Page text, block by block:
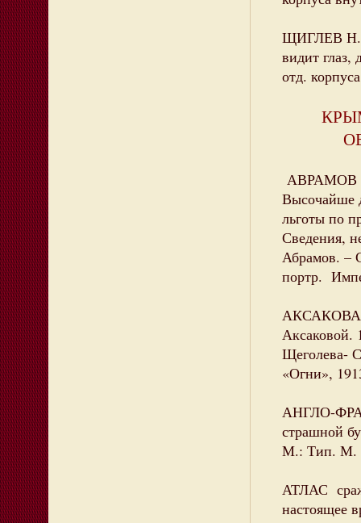
ЩИГЛЕВ Н.
видит
отд.
АВРАМОВ
Высочайше
льготы по
Сведения,
Абрамов. –
портр.
АКСАКОВА
Щеголева-
«Огни»,
АНГЛО-
страшной
М.: Тип. М.
АТЛАС
настоящее